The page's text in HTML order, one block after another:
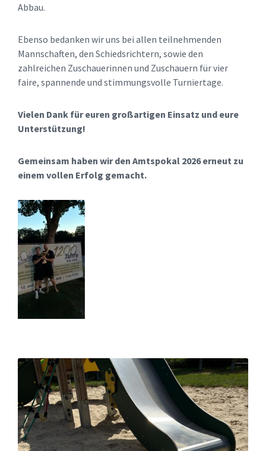
Abbau.
Ebenso bedanken wir uns bei allen teilnehmenden
Mannschaften, den Schiedsrichtern, sowie den
zahlreichen Zuschauerinnen und Zuschauern für vier
faire, spannende und stimmungsvolle Turniertage.
Vielen Dank für euren großartigen Einsatz und eure
Unterstützung!
Gemeinsam haben wir den Amtspokal 2026 erneut zu
einem vollen Erfolg gemacht.